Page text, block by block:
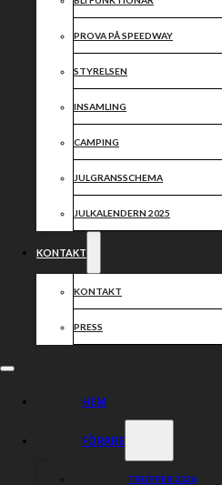
PROVA PÅ SPEEDWAY
STYRELSEN
INSAMLING
CAMPING
JULGRANSSCHEMA
JULKALENDERN 2025
KONTAKT
KONTAKT
PRESS
HEM
FÖRARE
TRUPPER 2026